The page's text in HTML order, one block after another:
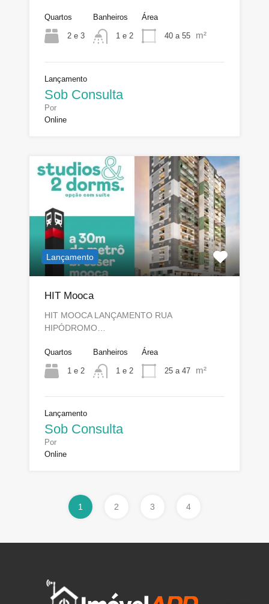
Quartos
2 e 3
Banheiros
1 e 2
Área
40 a 55 m²
Lançamento
Sob Consulta
Por
Online
Lançamento
HIT Mooca
HIT MOOCA LANÇAMENTO RUA
HIPÓDROMO…
Quartos
1 e 2
Banheiros
1 e 2
Área
25 a 47 m²
Lançamento
Sob Consulta
Por
Online
1 2 3 4